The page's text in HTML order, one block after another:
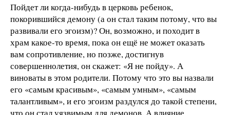
Пойдет ли когда-нибудь в церковь ребенок,
покорившийся демону (а он стал таким потому, что вы
развивали его эгоизм)? Он, возможно, и походит в
храм какое-то время, пока он ещё не может оказать
вам сопротивление, но позже, достигнув
совершеннолетия, он скажет: «Я не пойду». А
виноваты в этом родители. Потому что это вы назвали
его «самым красивым», «самым умным», «самым
талантливым», и его эгоизм раздулся до такой степени,
что он стал уязвимым для демонов. А влияние